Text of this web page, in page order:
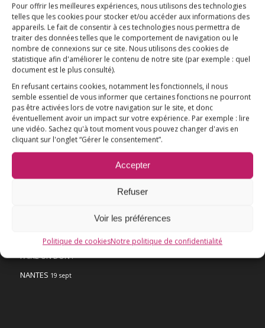
Pour offrir les meilleures expériences, nous utilisons des technologies
telles que les cookies pour stocker et/ou accéder aux informations des
appareils. Le fait de consentir à ces technologies nous permettra de
traiter des données telles que le comportement de navigation ou le
nombre de connexions sur ce site. Nous utilisons des cookies de
statistique afin d'améliorer le contenu de notre site (par exemple : quel
document est le plus consulté).
En refusant certains cookies, notamment les fonctionnels, il nous
semble essentiel de vous informer que certaines fonctions ne pourront
pas être activées lors de votre navigation sur le site, et donc
éventuellement avoir un impact sur votre expérience. Par exemple : lire
une vidéo. Sachez qu'à tout moment vous pouvez changer d'avis en
cliquant sur l'onglet “Gérer le consentement”.
Accepter
Refuser
Voir les préférences
Politique de cookiesNotre politique de confidentialité
L’ESSENTIEL
COMPRENDRE
AGIR
VACCINATION HPV
E3M interpelle le Ministre de la Santé
Vaccination HPV – FAQ
ACTUALITÉS
FAIRE UN DON !
NANTES 19 sept